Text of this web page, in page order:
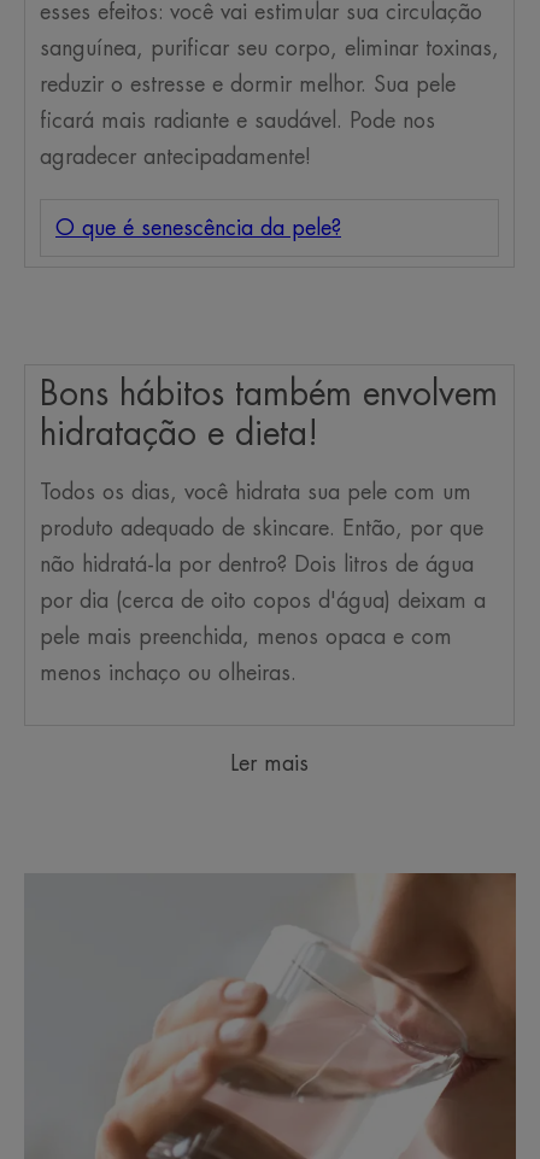
esses efeitos: você vai estimular sua circulação
sanguínea, purificar seu corpo, eliminar toxinas,
reduzir o estresse e dormir melhor. Sua pele
ficará mais radiante e saudável. Pode nos
agradecer antecipadamente!
O que é senescência da pele?
Bons hábitos também envolvem
hidratação e dieta!
Todos os dias, você hidrata sua pele com um
produto adequado de skincare. Então, por que
não hidratá-la por dentro? Dois litros de água
por dia (cerca de oito copos d'água) deixam a
pele mais preenchida, menos opaca e com
menos inchaço ou olheiras.
Ler mais